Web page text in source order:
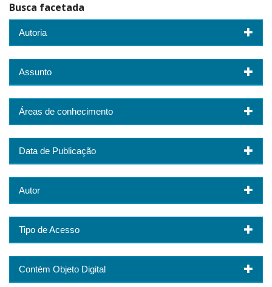
Busca facetada
Autoria
Assunto
Áreas de conhecimento
Data de Publicação
Autor
Tipo de Acesso
Contém Objeto Digital